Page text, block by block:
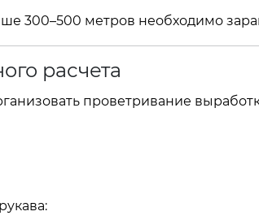
300–500 метров необходимо
расчета
проветривание